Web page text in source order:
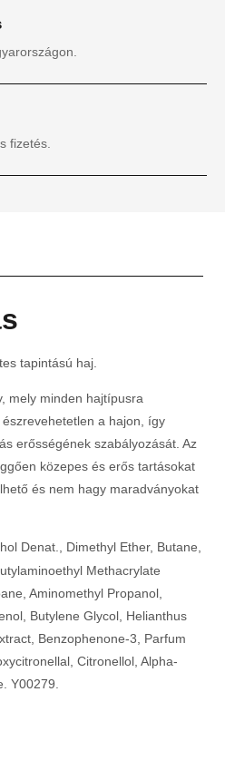
fizetés.
tapintású haj.
mely minden hajtípusra
a hajon, így
erősségének szabályozását. Az
közepes és erős tartásokat
és nem hagy maradványokat
Denat., Dimethyl Ether, Butane,
Methacrylate
Aminomethyl Propanol,
Butylene Glycol, Helianthus
Benzophenone-3, Parfum
Citronellol, Alpha-
Y00279.